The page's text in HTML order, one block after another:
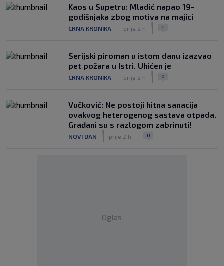
Kaos u Supetru: Mladić napao 19-
godišnjaka zbog motiva na majici
CRNA KRONIKA prije 2 h 1
Serijski piroman u istom danu izazvao
pet požara u Istri. Uhićen je
CRNA KRONIKA prije 2 h 0
Vučković: Ne postoji hitna sanacija
ovakvog heterogenog sastava otpada.
Građani su s razlogom zabrinuti!
NOVI DAN prije 2 h 0
Oglas